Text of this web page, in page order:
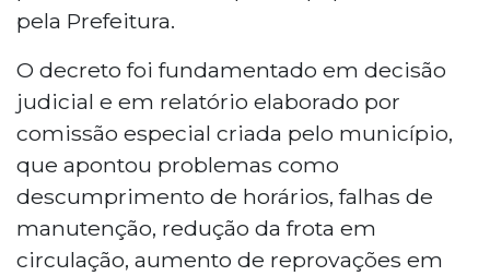
pela Prefeitura.
O decreto foi fundamentado em decisão
judicial e em relatório elaborado por
comissão especial criada pelo município,
que apontou problemas como
descumprimento de horários, falhas de
manutenção, redução da frota em
circulação, aumento de reprovações em